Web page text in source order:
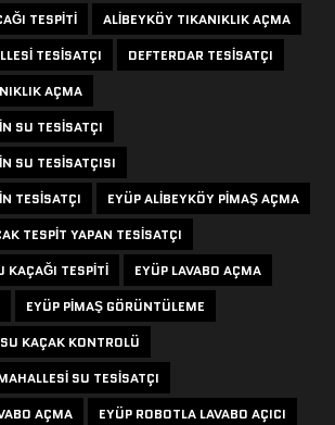
TESPITI
ALIBEYKÖY TIKANIKLIK AÇMA
TESISATÇI
DEFTERDAR TESISATÇI
AÇMA
SU TESISATÇI
SU TESISATÇISI
TESISATÇI
EYÜP ALIBEYKÖY PIMAŞ AÇMA
TESPIT YAPAN TESISATÇI
KAÇAĞI TESPITI
EYÜP LAVABO AÇMA
EYÜP PIMAŞ GÖRÜNTÜLEME
KAÇAK KONTROLÜ
SU TESISATÇI
AÇMA
EYÜP ROBOTLA LAVABO AÇICI